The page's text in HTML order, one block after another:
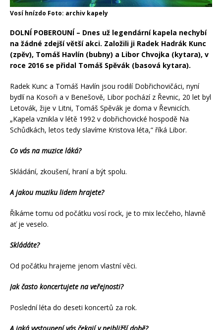
Vosí hnízdo Foto: archiv kapely
DOLNÍ POBEROUNÍ – Dnes už legendární kapela nechybí
na žádné zdejší větší akci. Založili ji Radek Hadrák Kunc
(zpěv), Tomáš Havlín (bubny) a Libor Chvojka (kytara), v
roce 2016 se přidal Tomáš Spěvák (basová kytara).
Radek Kunc a Tomáš Havlín jsou rodilí Dobřichovičáci, nyní
bydlí na Kosoři a v Benešově, Libor pochází z Řevnic, 20 let byl
Letovák, žije v Litni, Tomáš Spěvák je doma v Řevnicích.
„Kapela vznikla v létě 1992 v dobřichovické hospodě Na
Schůdkách, letos tedy slavíme Kristova léta,“ říká Libor.
Co vás na muzice láká?
Skládání, zkoušení, hraní a být spolu.
A jakou muziku lidem hrajete?
Říkáme tomu od počátku vosí rock, je to mix lecčeho, hlavně
ať je veselo.
Skládáte?
Od počátku hrajeme jenom vlastní věci.
Jak často koncertujete na veřejnosti?
Poslední léta do deseti koncertů za rok.